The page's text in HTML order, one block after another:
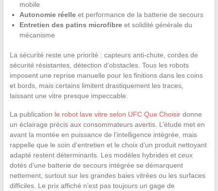
mobile
Autonomie réelleet performance de la batterie de secours
Entretien des patins microfibreet solidité générale du
mécanisme
La sécurité reste une priorité : capteurs anti-chute, cordes de
sécurité résistantes, détection d’obstacles. Tous les robots
imposent une reprise manuelle pour les finitions dans les coins
et bords, mais certains limitent drastiquement les traces,
laissant une vitre presque impeccable.
La publication le robot lave vitre selon UFC Que Choisirdonne
un éclairage précis aux consommateurs avertis. L’étude met en
avant la montée en puissance de l’intelligence intégrée, mais
rappelle que le soin d’entretien et le choix d’un produit nettoyant
adapté restent déterminants. Les modèles hybrides et ceux
dotés d’une batterie de secours intégrée se démarquent
nettement, surtout sur les grandes baies vitrées ou les surfaces
difficiles. Le prix affiché n’est pas toujours un gage de